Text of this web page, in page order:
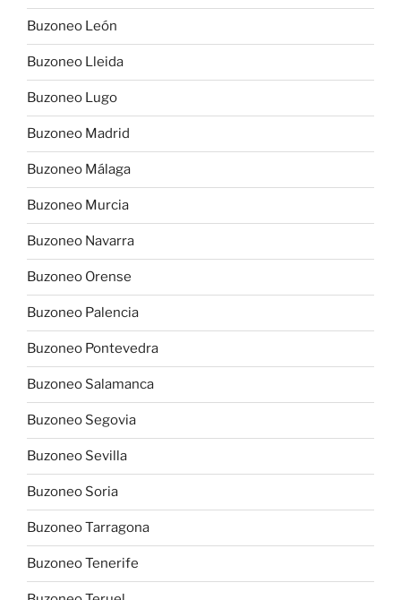
Buzoneo León
Buzoneo Lleida
Buzoneo Lugo
Buzoneo Madrid
Buzoneo Málaga
Buzoneo Murcia
Buzoneo Navarra
Buzoneo Orense
Buzoneo Palencia
Buzoneo Pontevedra
Buzoneo Salamanca
Buzoneo Segovia
Buzoneo Sevilla
Buzoneo Soria
Buzoneo Tarragona
Buzoneo Tenerife